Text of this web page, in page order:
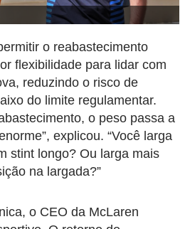
o reabastecimento
flexibilidade para lidar com
reduzindo o risco de
do limite regulamentar.
o peso passa a
explicou. “Você larga
stint longo? Ou larga mais
na largada?”
o CEO da McLaren